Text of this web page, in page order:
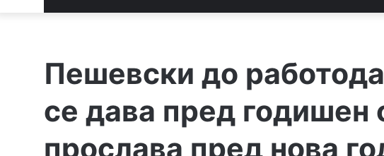
Пешевски до
се дава пред годишен
прослава пред нова